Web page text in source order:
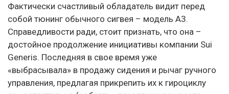
Фактически счастливый обладатель видит перед
собой тюнинг обычного сигвея – модель A3.
Справедливости ради, стоит признать, что она –
достойное продолжение инициативы компании Sui
Generis. Последняя в свое время уже
«выбрасывала» в продажу сидения и рычаг ручного
управления, предлагая прикрепить их к гироциклу